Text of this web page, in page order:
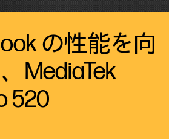
の性能を向
MediaTek
520